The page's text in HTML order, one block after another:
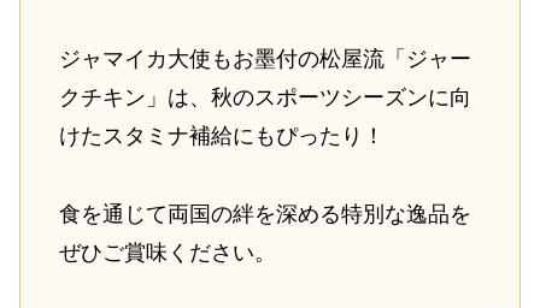
ジャマイカ大使もお墨付の松屋流「ジャー
クチキン」は、秋のスポーツシーズンに向
けたスタミナ補給にもぴったり！
食を通じて両国の絆を深める特別な逸品を
ぜひご賞味ください。